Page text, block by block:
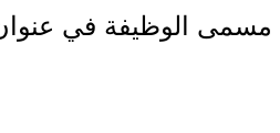
مسمى الوظيفة في